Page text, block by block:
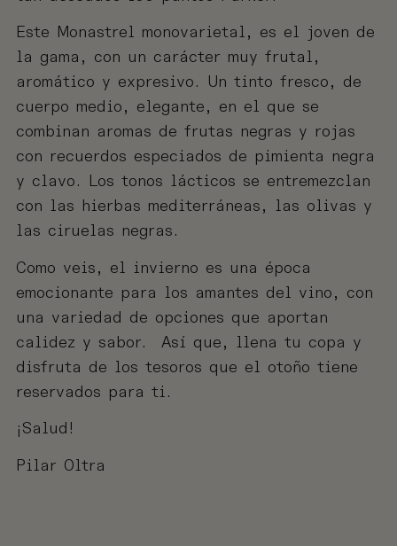
Este Monastrel monovarietal, es el joven de
la gama, con un carácter muy frutal,
aromático y expresivo. Un tinto fresco, de
cuerpo medio, elegante, en el que se
combinan aromas de frutas negras y rojas
con recuerdos especiados de pimienta negra
y clavo. Los tonos lácticos se entremezclan
con las hierbas mediterráneas, las olivas y
las ciruelas negras.
Como veis, el invierno es una época
emocionante para los amantes del vino, con
una variedad de opciones que aportan
calidez y sabor. Así que, llena tu copa y
disfruta de los tesoros que el otoño tiene
reservados para ti.
¡Salud!
Pilar Oltra